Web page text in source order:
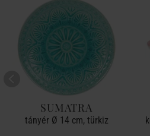
SUMATRA
tányér Ø 14 cm, türkiz